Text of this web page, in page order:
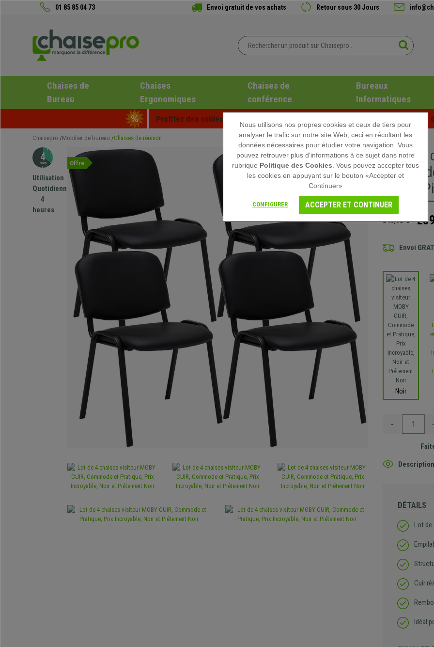
01 85 85 04 73 Envoi gratuit de vos achats Retour sous 30 Jours
Chaises de
Bureau
Chaises
Ergonomiques
Chaises de
conférence
Bureaux
Informatiques
Profitez des soldes d'été chez Chaisepro ! Des réductions exclusives pour une
Chaisepro Mobilier de bureau Chaises de réunion
Utilisation
Quotidienne
4
heures
Offre
Lot de 4
Noir et
349,90 €
Envoi
Noir
-
DÉTAILS
Lot de
Cuir
Idéal
Nous utilisons nos propres cookies et ceux de tiers pour
analyser le trafic sur notre site Web, ceci en récoltant les
données nécessaires pour étudier votre navigation. Vous
pouvez retrouver plus d'informations à ce sujet dans notre
rubrique Politique des Cookies . Vous pouvez accepter tous
les cookies en appuyant sur le bouton «Accepter et
Continuer»
CONFIGURER ACCEPTER ET CONTINUER